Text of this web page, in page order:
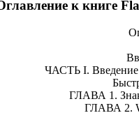
к книге
ЧАСТЬ I. Введение
ГЛАВА 1.
ГЛАВА 2.